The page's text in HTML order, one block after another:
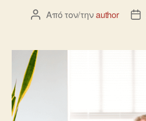
Από τον/τηνauthor